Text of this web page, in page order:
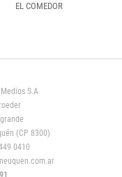
EL COMEDOR
S.A
(CP 8300)
0410